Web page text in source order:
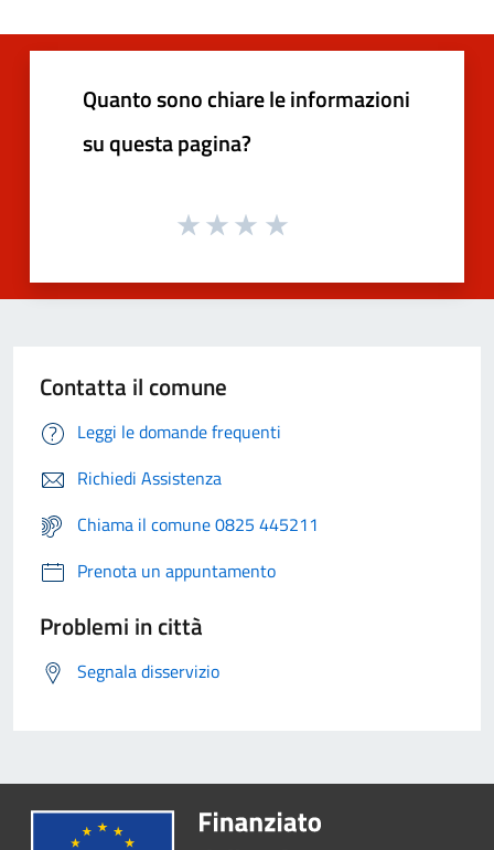
Quanto sono chiare le informazioni
su questa pagina?
Contatta il comune
Leggi le domande frequenti
Richiedi Assistenza
Chiama il comune 0825 445211
Prenota un appuntamento
Problemi in città
Segnala disservizio